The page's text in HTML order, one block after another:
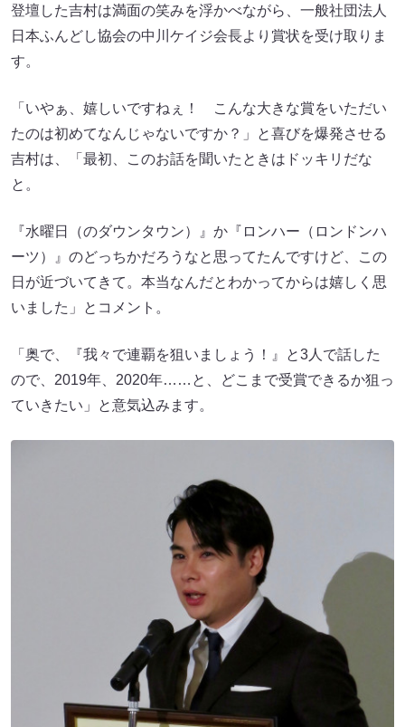
登壇した吉村は満面の笑みを浮かべながら、一般社団法人
日本ふんどし協会の中川ケイジ会長より賞状を受け取りま
す。
「いやぁ、嬉しいですねぇ！ こんな大きな賞をいただい
たのは初めてなんじゃないですか？」と喜びを爆発させる
吉村は、「最初、このお話を聞いたときはドッキリだな
と。
『水曜日（のダウンタウン）』か『ロンハー（ロンドンハ
ーツ）』のどっちかだろうなと思ってたんですけど、この
日が近づいてきて。本当なんだとわかってからは嬉しく思
いました」とコメント。
「奥で、『我々で連覇を狙いましょう！』と3人で話した
ので、2019年、2020年……と、どこまで受賞できるか狙っ
ていきたい」と意気込みます。